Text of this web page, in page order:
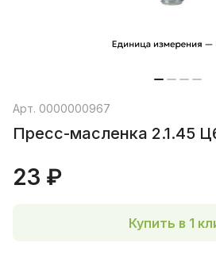
Арт. 0000000967
Пресс-масленка 2.1.45
23 ₽
Купить в 1